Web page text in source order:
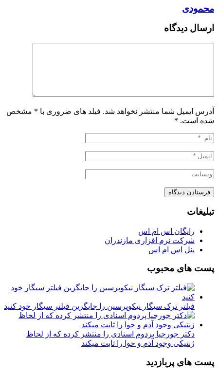
محمودی
ارسال دیدگاه
آدرس ایمیل شما منتشر نخواهد شد. فیلد های ضروری با * مشخص
شده است. *
تبلیغات
رایگان اس ام اس
شرکت نرم افزاری مازندران
پنل اس ام اس
پست های محبوب
فیلتر ترک سیگار نیکوپرسین را جایگزین فیلتر سیگار خود کنید
دکتر جورجیا پردوم اسنادی را منتشر کرده که از لحاظ
ژنتیکی وجود آدم و حوا را ثابت میکند
پست های پربازدید